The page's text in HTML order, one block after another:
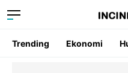
Trending Ekonomi